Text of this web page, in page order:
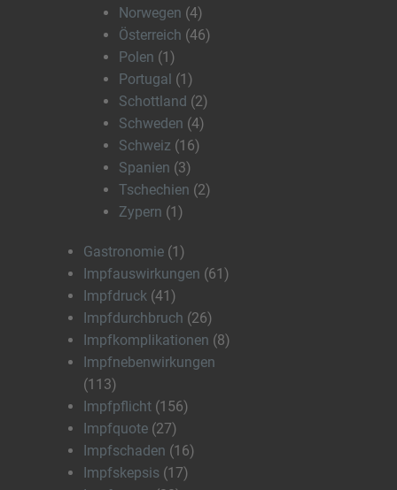
Norwegen (4)
Österreich (46)
Polen (1)
Portugal (1)
Schottland (2)
Schweden (4)
Schweiz (16)
Spanien (3)
Tschechien (2)
Zypern (1)
Gastronomie (1)
Impfauswirkungen (61)
Impfdruck (41)
Impfdurchbruch (26)
Impfkomplikationen (8)
Impfnebenwirkungen
(113)
Impfpflicht (156)
Impfquote (27)
Impfschaden (16)
Impfskepsis (17)